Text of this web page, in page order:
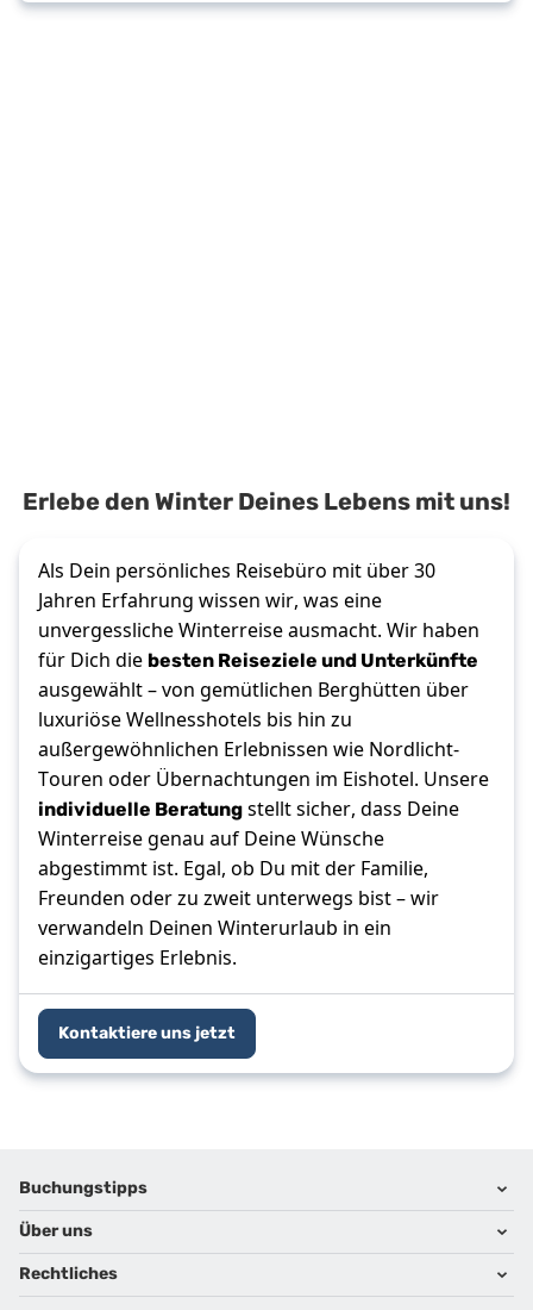
Erlebe den Winter Deines Lebens mit uns!
Als Dein persönliches Reisebüro mit über 30
Jahren Erfahrung wissen wir, was eine
unvergessliche Winterreise ausmacht. Wir haben
für Dich die besten Reiseziele und Unterkünfte
ausgewählt – von gemütlichen Berghütten über
luxuriöse Wellnesshotels bis hin zu
außergewöhnlichen Erlebnissen wie Nordlicht-
Touren oder Übernachtungen im Eishotel. Unsere
individuelle Beratungstellt sicher, dass Deine
Winterreise genau auf Deine Wünsche
abgestimmt ist. Egal, ob Du mit der Familie,
Freunden oder zu zweit unterwegs bist – wir
verwandeln Deinen Winterurlaub in ein
einzigartiges Erlebnis.
Kontaktiere uns jetzt
Footer navigation
Buchungstipps
Warum im Reisebüro buchen
Hoteltipps
Reisewelten
Über uns
Kontakt
Rechtliches